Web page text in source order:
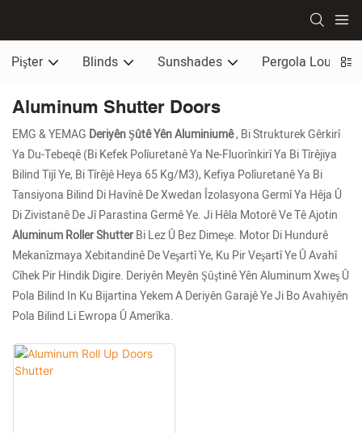
Pişter Blinds Sunshades Pergola
Aluminum Shutter Doors
EMG & YEMAG Deriyên Şûtê Yên Aluminiumê, Bi Strukturek Gêrkirî
Ya Du-Tebeqê (bi Kefek Polîuretanê Ya Ne-Fluorînkirî Ya Bi Tîrêjiya
Bilind Tijî Ye, Bi Tîrêjê Heya 65 Kg/m3), Kefiya Polîuretanê Ya Bi
Tansiyona Bilind Di Havînê De Xwedan Îzolasyona Germî Ya Hêja Û
Di Zivistanê De Jî Parastina Germê Ye. Ji Hêla Motorê Ve Tê Ajotin
Aluminum Roller ShutterBi Lez Û Bez Dimeşe. Motor Di Hundurê
Mekanîzmaya Xebitandinê De Veşartî Ye, Ku Pir Veşartî Ye Û Avahî
Cîhek Pir Hindik Digire. Deriyên Meyên Şûştinê Yên Aluminum Xweş Û
Pola Bilind In Ku Bijartina Yekem A Deriyên Garajê Ye Ji Bo Avahiyên
Pola Bilind Li Ewropa Û Amerîka.